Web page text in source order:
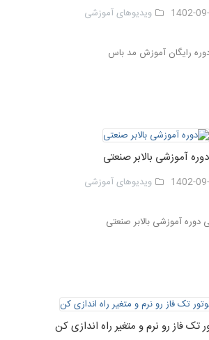
ویدیوهای آموزشی
رایگان آموزش مد باس
دوره آموزشی بالابر صنعتی
ویدیوهای آموزشی
دوره آموزشی بالابر صنعتی
تک فاز رو نرم و متغیر راه اندازی کن